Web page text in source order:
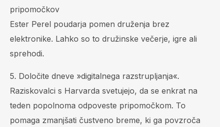
pripomočkov
Ester Perel poudarja pomen druženja brez
elektronike. Lahko so to družinske večerje, igre ali
sprehodi.
5. Določite dneve »digitalnega razstrupljanja«.
Raziskovalci s Harvarda svetujejo, da se enkrat na
teden popolnoma odpoveste pripomočkom. To
pomaga zmanjšati čustveno breme, ki ga povzroča